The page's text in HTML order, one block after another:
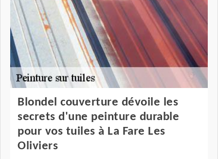
Blondel couverture dévoile les
secrets d'une peinture durable
pour vos tuiles à La Fare Les
Oliviers